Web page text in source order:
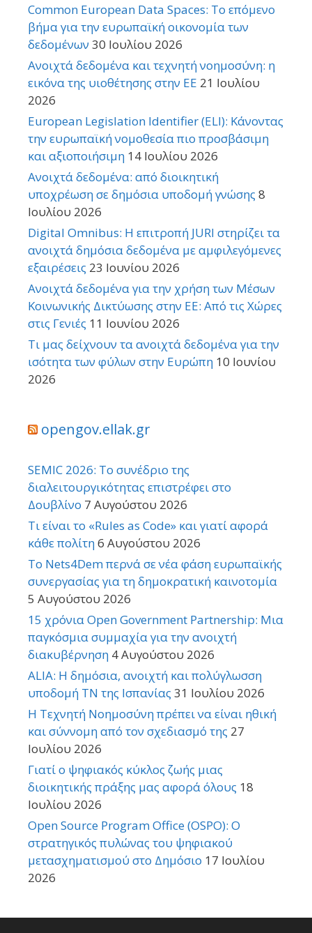
Common European Data Spaces: Το επόμενο
βήμα για την ευρωπαϊκή οικονομία των
δεδομένων 30 Ιουλίου 2026
Ανοιχτά δεδομένα και τεχνητή νοημοσύνη: η
εικόνα της υιοθέτησης στην ΕΕ 21 Ιουλίου
2026
European Legislation Identifier (ELI): Κάνοντας
την ευρωπαϊκή νομοθεσία πιο προσβάσιμη
και αξιοποιήσιμη 14 Ιουλίου 2026
Ανοιχτά δεδομένα: από διοικητική
υποχρέωση σε δημόσια υποδομή γνώσης 8
Ιουλίου 2026
Digital Omnibus: Η επιτροπή JURI στηρίζει τα
ανοιχτά δημόσια δεδομένα με αμφιλεγόμενες
εξαιρέσεις 23 Ιουνίου 2026
Ανοιχτά δεδομένα για την χρήση των Μέσων
Κοινωνικής Δικτύωσης στην ΕΕ: Από τις Χώρες
στις Γενιές 11 Ιουνίου 2026
Τι μας δείχνουν τα ανοιχτά δεδομένα για την
ισότητα των φύλων στην Ευρώπη 10 Ιουνίου
2026
opengov.ellak.gr
SEMIC 2026: Το συνέδριο της
διαλειτουργικότητας επιστρέφει στο
Δουβλίνο 7 Αυγούστου 2026
Τι είναι το «Rules as Code» και γιατί αφορά
κάθε πολίτη6 Αυγούστου 2026
Το Nets4Dem περνά σε νέα φάση ευρωπαϊκής
συνεργασίας για τη δημοκρατική καινοτομία
5 Αυγούστου 2026
15 χρόνια Open Government Partnership: Μια
παγκόσμια συμμαχία για την ανοιχτή
διακυβέρνηση 4 Αυγούστου 2026
ALIA: Η δημόσια, ανοιχτή και πολύγλωσση
υποδομή ΤΝ της Ισπανίας 31 Ιουλίου 2026
Η Τεχνητή Νοημοσύνη πρέπει να είναι ηθική
και σύννομη από τον σχεδιασμό της 27
Ιουλίου 2026
Γιατί ο ψηφιακός κύκλος ζωής μιας
διοικητικής πράξης μας αφορά όλους 18
Ιουλίου 2026
Open Source Program Office (OSPO): Ο
στρατηγικός πυλώνας του ψηφιακού
μετασχηματισμού στο Δημόσιο 17 Ιουλίου
2026